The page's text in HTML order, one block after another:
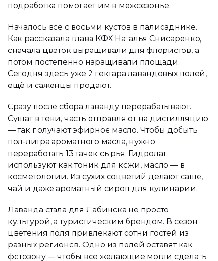
подработка помогает им в межсезонье.
Началось всё с восьми кустов в палисаднике.
Как рассказала глава КФХ Наталья Снисаренко,
сначала цветок выращивали для флористов, а
потом постепенно наращивали площади.
Сегодня здесь уже 2 гектара лавандовых полей,
ещё и саженцы продают.
Сразу после сбора лаванду перерабатывают.
Сушат в тени, часть отправляют на дистилляцию
— так получают эфирное масло. Чтобы добыть
пол-литра ароматного масла, нужно
переработать 13 тачек сырья. Гидролат
используют как тоник для кожи, масло — в
косметологии. Из сухих соцветий делают саше,
чай и даже ароматный сироп для кулинарии.
Лаванда стала для Лабинска не просто
культурой, а туристическим брендом. В сезон
цветения поля привлекают сотни гостей из
разных регионов. Одно из полей оставят как
фотозону — чтобы все желающие могли сделать